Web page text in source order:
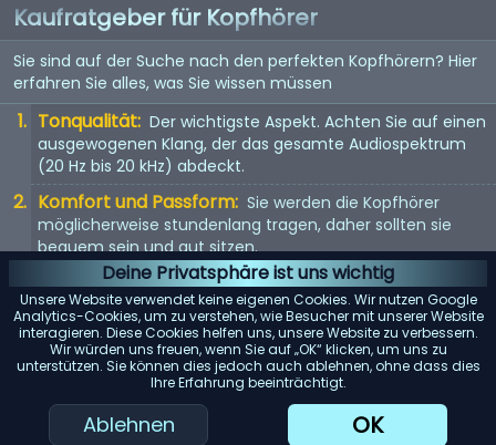
Deine Privatsphäre ist uns wichtig
Unsere Website verwendet keine eigenen Cookies. Wir nutzen Google
Analytics-Cookies, um zu verstehen, wie Besucher mit unserer Website
interagieren. Diese Cookies helfen uns, unsere Website zu verbessern.
Wir würden uns freuen, wenn Sie auf „OK“ klicken, um uns zu
unterstützen. Sie können dies jedoch auch ablehnen, ohne dass dies
Ihre Erfahrung beeinträchtigt.
Ablehnen OK
Kaufratgeber für Kopfhörer
Sie sind auf der Suche nach den perfekten Kopfhörern? Hier
erfahren Sie alles, was Sie wissen müssen
Tonqualität: Der wichtigste Aspekt. Achten Sie auf einen
ausgewogenen Klang, der das gesamte Audiospektrum
(20 Hz bis 20 kHz) abdeckt.
Komfort und Passform: Sie werden die Kopfhörer
möglicherweise stundenlang tragen, daher sollten sie
bequem sein und gut sitzen.
Kopfhörertyp: In-Ear, On-Ear oder Over-Ear? Jeder Typ
hat seine Vor- und Nachteile. Wählen Sie entsprechend
Ihren Vorlieben.
Mit Kabel oder kabellos: Kabellose Kopfhörer bieten
Bewegungsfreiheit, aber kabelgebundene Kopfhörer
bieten in der Regel eine bessere Tonqualität.